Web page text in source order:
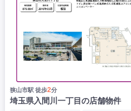
狭山市駅 徒歩2分
埼玉県入間川一丁目の店舗物件